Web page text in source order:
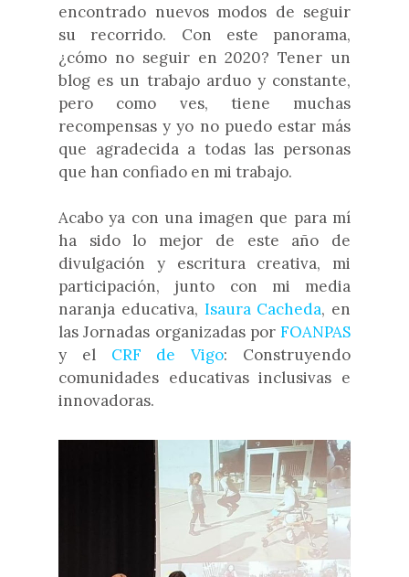
encontrado nuevos modos de seguir
su recorrido. Con este panorama,
¿cómo no seguir en 2020? Tener un
blog es un trabajo arduo y constante,
pero como ves, tiene muchas
recompensas y yo no puedo estar más
que agradecida a todas las personas
que han confiado en mi trabajo.
Acabo ya con una imagen que para mí
ha sido lo mejor de este año de
divulgación y escritura creativa, mi
participación, junto con mi media
naranja educativa, Isaura Cacheda, en
las Jornadas organizadas por FOANPAS
y el CRF de Vigo: Construyendo
comunidades educativas inclusivas e
innovadoras.